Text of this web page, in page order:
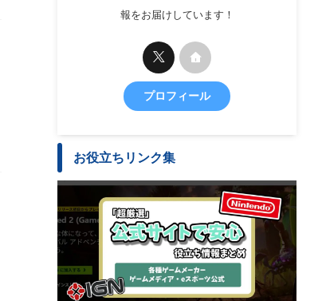
報をお届けしています！
プロフィール
お役立ちリンク集